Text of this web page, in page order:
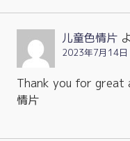
儿童色情片
2023年7月14
Thank you for great
情片